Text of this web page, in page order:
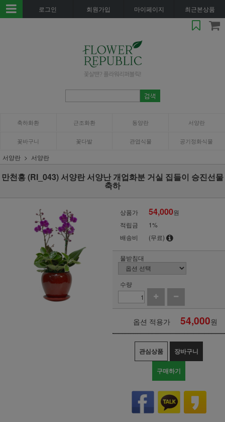
로그인 회원가입 마이페이지 최근본상품
축하화환 근조화환 동양란 서양란
꽃바구니 꽃다발 관엽식물 공기정화식물
서양란 서양란
만천홍 (RI_043) 서양란 서양난 개업화분 거실 집들이 승진선물
축하
상품가 54,000원
적립금
1%
배송비
(무료)
물받침대
수량
옵션 적용가 54,000원
관심상품 장바구니
구매하기